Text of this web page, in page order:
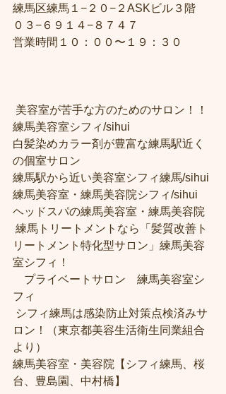
練馬区練馬１−２０−２ASKビル３階
０３−６９１４−８７４７
営業時間１０：００〜１９：３０
練馬美容室シフィ/sihui
白髪染めカラー剤が豊富な練馬駅近く
の個室サロン
練馬駅から近い美容室シフィ練馬/sihui
練馬美容室・練馬美容院シフィ/sihui
ヘッドスパの練馬美容室・練馬美容院
リートメント特化型サロン」練馬美容
室シフィ！
プライベートサロン　練馬美容室シ
フィ
ロン！（東京都美容生活衛生同業組合
より）
練馬美容室・美容院【シフィ練馬、桜
台、豊島園、中村橋】